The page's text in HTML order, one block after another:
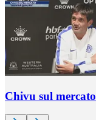
Chivu sul mercato